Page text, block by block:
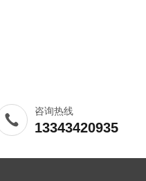
咨询热线
13343420935